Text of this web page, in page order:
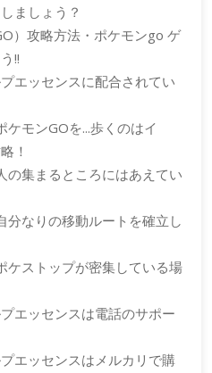
ましょう？
）攻略方法・ポケモンgo ゲ
!!
エッセンスに配合されてい
モンGOを...歩くのはイ
！
の集まるところにはあえてい
分なりの移動ルートを確立し
ケストップが密集している場
エッセンスは電話のサポー
エッセンスはメルカリで購